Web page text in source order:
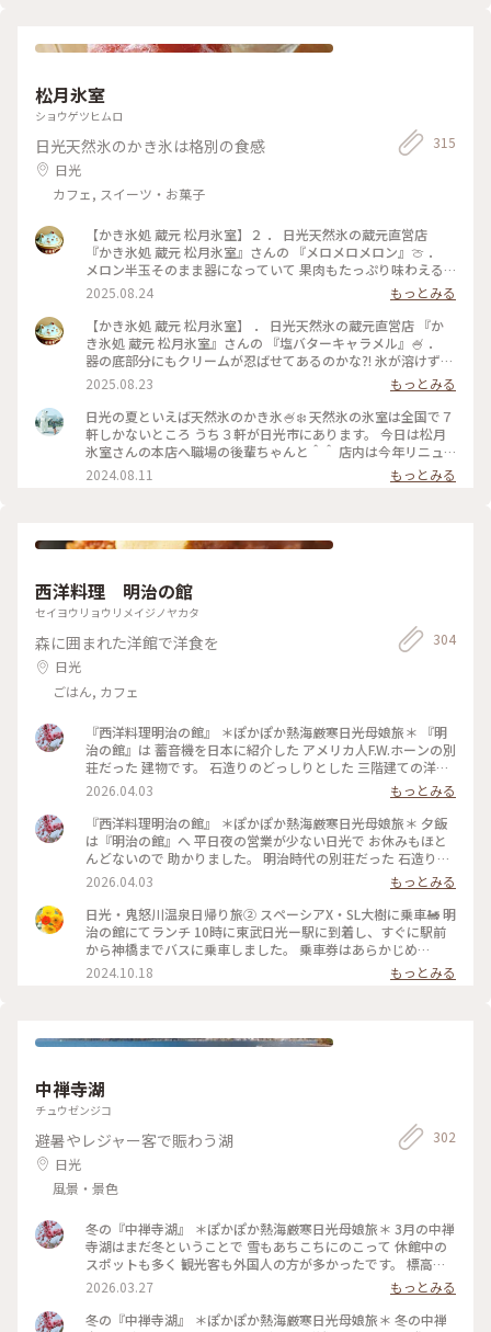
敵なお店なのでおすすめです！
松月氷室
ショウゲツヒムロ
日光天然氷のかき氷は格別の食感
日光
カフェ, スイーツ・お菓子
315
【かき氷処 蔵元 松月氷室】２ ． 日光天然氷の蔵元直営店
『かき氷処 蔵元 松月氷室』さんの 『メロメロメロン』🍈 ．
メロン半玉そのまま器になっていて 果肉もたっぷり味わえる
メロメロメロン🍈 氷にかかっているメロンシロップが 昔なが
らのメロン型の容器に入ったメロンアイスの味そのものって感
じでした🤣 一口食べた瞬間にあのメロンアイスが浮かぶ 不思
議な感覚🍈 ． 松月氷室さんオリジナルメロンシロップ（果汁
10%）だそうです🍈 ． #栃木 #日光 #日光名物 #天然氷 #松月
氷室#かき氷#メロメロメロン #ゴーラー隊#カキ氷 #ゆるり夏
時間 #日光行脚 ． 2025年7月上旬
2025.08.24
もっとみる
【かき氷処 蔵元 松月氷室】 ． 日光天然氷の蔵元直営店 『か
き氷処 蔵元 松月氷室』さんの 『塩バターキャラメル』🍧 ．
器の底部分にもクリームが忍ばせてあるのかな⁈ 氷が溶けずに
濃厚なクリームの味も下まで味わえて最後まで美味しくいただ
きました♪ てか⁉︎最後まで氷が溶けず、水にならずにかき氷を
楽しめたのは初めてかも❣️ちょっと感動🥹 ． かき氷って 最後
の方は氷水になって飲む感じになりません⁇⁇←私だけ⁇⁇ それが無
かったの🫢 最後の最後までスプーンで氷がすくえました🥄 ．
． #栃木 #日光 #日光名物 #天然氷 #松月氷室#かき氷#塩バタ
ーキャラメル #ゴーラー隊#カキ氷 #ゆるり夏時間 #日光行脚
2025.08.23
もっとみる
日光の夏といえば天然氷のかき氷🍧❄️ 天然氷の氷室は全国で７
軒しかないところ うち３軒が日光市にあります。 今日は松月
氷室さんの本店へ職場の後輩ちゃんと＾＾ 店内は今年リニュ
ーアルしてシンプルながらも 垢抜けた雰囲気。 迷いながらも
贅沢に生いちごスペシャルをいただきました！ 上にはホイッ
ルメ」で取り上げられた 地元のみなさんおすすめのオムライ
なファンになるなぁと思いました😊 待つこと１時間30分、、
そしてかき氷の順番がまわってきました！ 生いちごや中には
ミルクが入っていたりと ボリューミーでおなかいっぱいにな
りました🤭 本当に待つ価値がありましたヽ(*＾ω＾*)ﾉ また自
りスイーツ #黒蜜 #いちご #松月氷室 #日光
2024.08.11 もっとみる
西洋料理 明治の館
セイヨウリョウリメイジノヤカタ
森に囲まれた洋館で洋食を
日光
ごはん, カフェ
304
『西洋料理明治の館』 ＊ぽかぽか熱海厳寒日光母娘旅＊ 『明
治の館』は 蓄音機を日本に紹介した アメリカ人F.W.ホーンの別
荘だった 建物です。 石造りのどっしりとした 三階建ての洋館
は 暖炉を備え一面の格子窓や アンティークの家具など 気品溢
れる空間です✨ ・ 娘はロールキャベツを選びました💚 素敵ユ
ーザーさんも召し上がって 超巨大とのことだったので すごい
大きいらしいよと 伝えましたが スープ・サラダ・デザートだ
けの セットもありましたが 私と同じセットにしました。 する
と 運ばれてきたロールキャベツの 大きさにびっくりΣ(°д°ﾉ)ﾉ
長さ10cmちかくの 超巨大ロールキャベツ❗️💦 直径30cmの大皿
にドーン！ 私も想定外の大きさ😂 ライスのお皿と比べても 大
きさがわかると思います！ トマトソースもなみなみと🍅 外国
人男性に合わせているのか どう考えても大きすぎます💦 単品
でも食べられるかという量に 前菜やポタージュもすごい量 湯
葉サラダも大きくて 食べ応えがありました！ 娘も頑張ってま
でした🍮 ・ ・ #ちいさな列車旅 #美しい町 #レトロな街 #クラ
ぷ日光 #ことりっぷ栃木 #ドライブ #日光ドライブ #西洋料理
明治の館 #明治の館 #ディナー #洋食 #ロールキャベツ #超巨大
ロールキャベツ #デザート #チーズケーキ #ニルバーナ #明治
の館チーズケーキ #日光スイーツ #日光ディナー #日光レスト
ラン #日光ごはん #旅のごはん #日光 #日光市 #栃木 #栃木県
2026.04.03
もっとみる
『西洋料理明治の館』 ＊ぽかぽか熱海厳寒日光母娘旅＊ 夕飯
は『明治の館』へ 平日夜の営業が少ない日光で お休みもほと
んどないので 助かりました。 明治時代の別荘だった 石造りの
洋館は レトロモダンで 明治を代表する建物です✨ 私はカニク
リームコロッケと 前菜・スープ・サラダ・デザートの セット
にしました💕 サーモンのマリネ カボチャのポタージュ 湯波と
干瓢のサラダと どれもボリュームたっぷり✨ 私はライスを半
分でお願いしましたが 普通くらいの量で、はて•́ω•̀)? 娘がそれ
半分よ💦と 見ると娘のライスが大盛りでした🤣 外国人向けな
のか すべての量が多かったです💦 湯波で干瓢と野菜を巻いた
ケ🦀 あると必ず食べたい洋食😍 こちらも大きくて クリーミー
ーナ🧀 50年間愛され続ける伝統の味✨ デンマーククリームチ
ーズと 砂糖と卵だけ 低温でじっくり焼いて しっとりふんわり
です✨ 表面にはサワークリームを 上掛けされて 爽やかでレモ
ンの香り🍋 濃厚なチーズケーキが 食べられなくなった私には
最高のチーズケーキです😍 美しい洋梨のソルベが 添えられて
・ ・ #ちいさな列車旅 #美しい町 #レトロな街 #クラシカルな
ことりっぷ栃木 #ドライブ #日光ドライブ #西洋料理明治の館
#明治の館 #ディナー #西洋料理 #洋食 #カニクリームコロッケ
#クリームコロッケ #コロッケ #湯波サラダ #湯波 #ゆば #名物
#ご当地グルメ #デザート #チーズケーキ #ニルバーナ #明治の
館チーズケーキ #日光スイーツ #日光ディナー #日光レストラ
ン #日光ごはん #旅のごはん #日光 #日光市 #栃木 #栃木県
2026.04.03
もっとみる
日光・鬼怒川温泉日帰り旅② スペーシアX・SL大樹に乗車🚂 明
治の館にてランチ 10時に東武日光ー駅に到着し、すぐに駅前
から神橋までバスに乗車しました。 乗車券はあらかじめ
「NIKKO MaaS」（※）を購入しているので降車時にスマホで
提示するだけで大丈夫です。 神橋からは目指すは「明治の
みることしました。 番号は１４番。開店と同時に入店できま
介したアメリカの貿易商F.W.ホーンの別荘として建造されたも
ので、終戦時の外務大臣・重光葵が東京大空襲で家を失った際
に、一時この邸宅に疎開され、ここから降伏文書の調印式に向
かったとありました。（HPより抜粋） お店に一歩入ると、ク
です。 昔ながらのガラス窓から、緑と青い空が少しゆらめいて
鬼怒川温泉エリアの電車、バスが2日間乗り放題で2500円のお
得なフリーパス。 通常料金よりもお安くお得です👍 #東武鉄道
#スペーシアX #SL大樹 #日光 #東武日光 #明治の館 #クラシカ
ルな街 #２階も上がって #みたいな #電車旅
2024.10.18 もっとみる
中禅寺湖
チュウゼンジコ
避暑やレジャー客で賑わう湖
日光
風景・景色
302
冬の『中禅寺湖』 ＊ぽかぽか熱海厳寒日光母娘旅＊ 3月の中禅
寺湖はまだ冬ということで 雪もあちこちにのこって 休館中の
スポットも多く 観光客も外国人の方が多かったです。 標高が
1269mという 日本一高い場所にある中禅寺湖 冬は水量が減る
ため 「華厳の滝」もびっくりするほど 水量が少なく 滝つぼの
方は凍っていました。 冬枯れの山も相まって これが「華厳の
2026.03.27
もっとみる
冬の『中禅寺湖』 ＊ぽかぽか熱海厳寒日光母娘旅＊ 冬の中禅